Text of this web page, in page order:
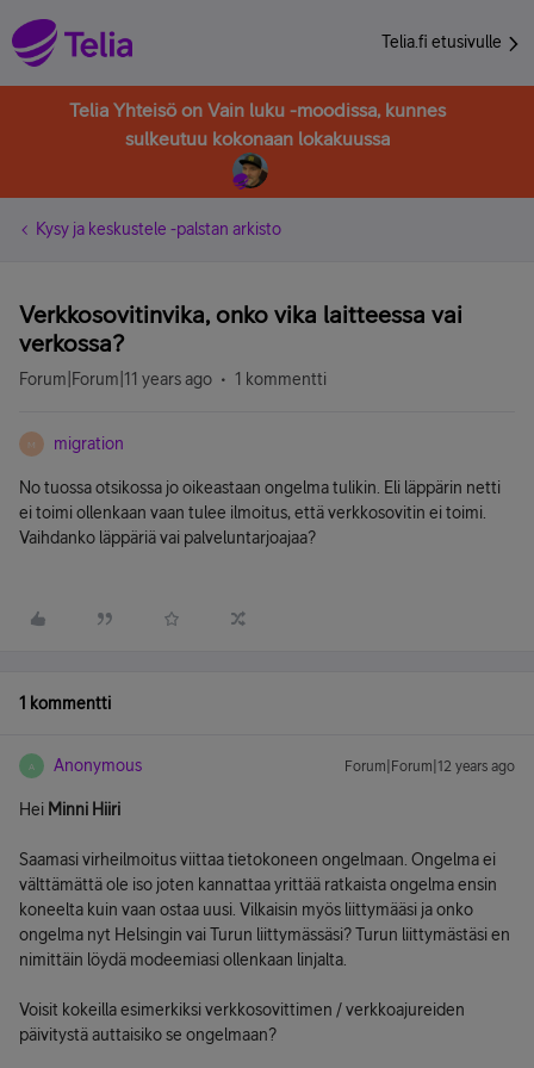
Telia.fi etusivulle
Telia Yhteisö on Vain luku -moodissa, kunnes
sulkeutuu kokonaan lokakuussa
Kysy ja keskustele -palstan arkisto
Verkkosovitinvika, onko vika laitteessa vai
verkossa?
Forum|Forum|11 years ago 1 kommentti
M migration
No tuossa otsikossa jo oikeastaan ongelma tulikin. Eli läppärin netti
ei toimi ollenkaan vaan tulee ilmoitus, että verkkosovitin ei toimi.
Vaihdanko läppäriä vai palveluntarjoajaa?
1 kommentti
A Anonymous Forum|Forum|12 years ago
Hei Minni Hiiri
Saamasi virheilmoitus viittaa tietokoneen ongelmaan. Ongelma ei
välttämättä ole iso joten kannattaa yrittää ratkaista ongelma ensin
koneelta kuin vaan ostaa uusi. Vilkaisin myös liittymääsi ja onko
ongelma nyt Helsingin vai Turun liittymässäsi? Turun liittymästäsi en
nimittäin löydä modeemiasi ollenkaan linjalta.
Voisit kokeilla esimerkiksi verkkosovittimen / verkkoajureiden
päivitystä auttaisiko se ongelmaan?